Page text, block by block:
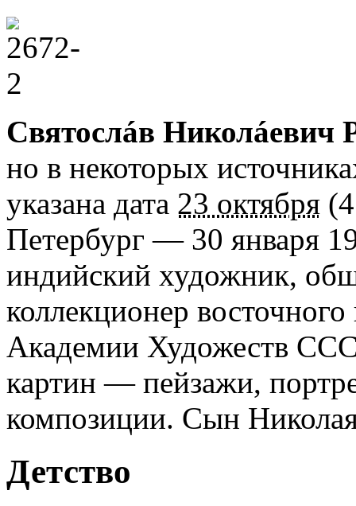
Святослáв Николáевич
но в некоторых
указана дата 23 октября
Петербург — 30 января
индийский художник,
коллекционер
Академии Художеств
картин — пейзажи,
композиции. Сын
Детство